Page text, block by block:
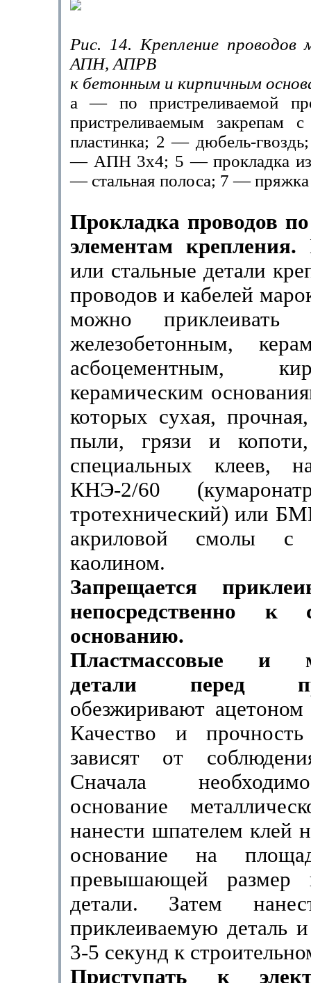
Рис. 14. Крепление
АПН, АПРВ
к бетонным и кирпичным
а — по пристреливаемой
пристреливаемым
пластинка; 2 — дюбель-
— АПН 3x4; 5 — прокладка из
— сталь­ная полоса; 7 — пряжка
Прокладка проводов
элементам крепления.
или стальные детали
проводов и кабелей
можно
железобетонным,
асбоцементным,
керамичес­ким
которых сухая,
пыли, грязи и
специальных клеев,
КНЭ-2/60
тротехнический) или
акриловой смо­лы с
каолином.
Запрещается
непосредствен­но к
основанию.
Пластмассовые и
детали перед
обезжиривают
Ка­чество и прочность
зависят от
Сначала
основание
нанести шпателем клей
основание на
превышающей размер
детали. Затем
приклеиваемую деталь
3-5 секунд к
Приступать к